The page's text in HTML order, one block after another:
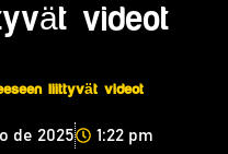
videot
liittyvät videot
de 2025 1:22 pm